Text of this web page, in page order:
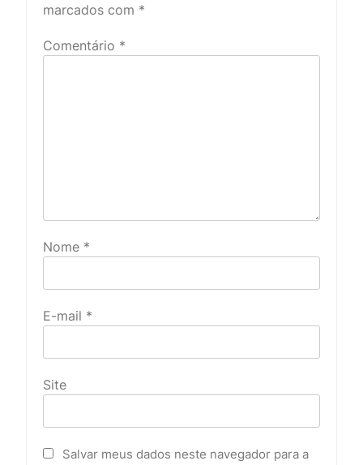
marcados com *
Comentário *
Nome *
E-mail *
Site
Salvar meus dados neste navegador para a